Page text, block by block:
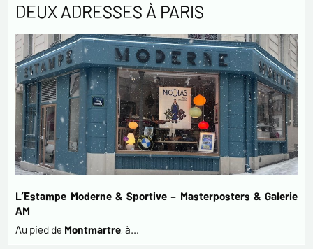
DEUX ADRESSES À PARIS
L’Estampe Moderne & Sportive – Masterposters & Galerie
AM
Au pied de Montmartre, à…